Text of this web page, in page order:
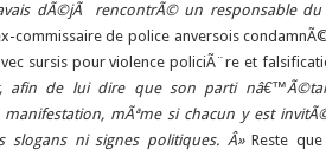
dÃ©jÃ rencontrÃ© un responsable du
commissaire de police anversois
sursis pour violence policiÃ¨re et
afin de lui dire que son parti
mÃªme si chacun y est
slogans ni signes politiques. Â»Reste que